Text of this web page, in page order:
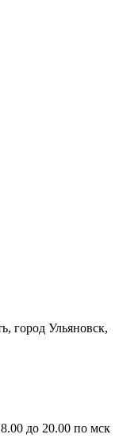
город Ульяновск,
до 20.00 по мск